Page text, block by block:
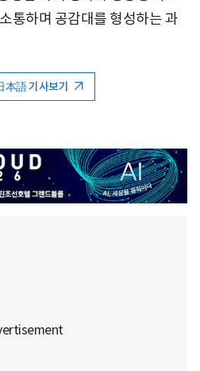
통하며 공감대를 형성하는 과
本語 기사보기